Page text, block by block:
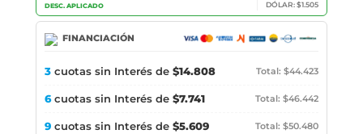
DESC. APLICADO DÓLAR: $1.505
FINANCIACIÓN
3 cuotas sin Interés de $14.808 Total: $44.423
6cuotas sin Interés de $7.741 Total: $46.442
9 cuotas sin Interés de $5.609 Total: $50.480